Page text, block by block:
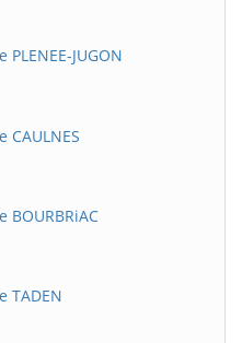
JUGON
TADEN